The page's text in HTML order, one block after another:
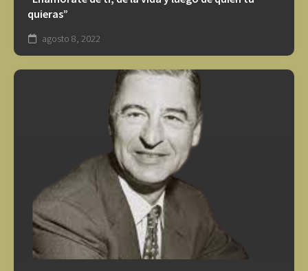
quieras”
agosto 8, 2022